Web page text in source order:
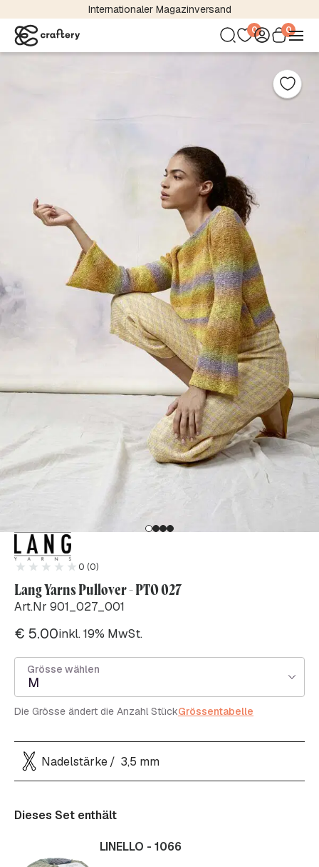
Internationaler Magazinversand
0 0
0 (0)
Lang Yarns Pullover - PTO 027
Art.Nr 901_027_001
€ 5.00inkl. 19% MwSt.
Grösse wählen
M
Die Grösse ändert die Anzahl StückGrössentabelle
Nadelstärke 3,5 mm
Dieses Set enthält
LINELLO - 1066